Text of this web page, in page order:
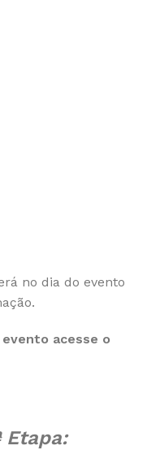
no dia do evento
acesse o
Etapa: